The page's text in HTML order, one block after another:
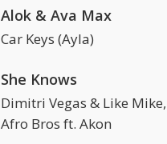
Alok & Ava Max
Car Keys (Ayla)
She Knows
Dimitri Vegas & Like
Afro Bros ft. Akon